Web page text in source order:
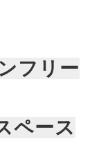
フリー
ペース